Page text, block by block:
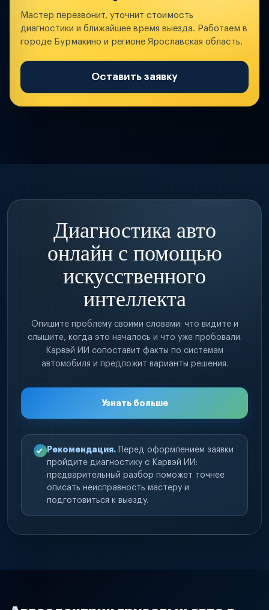
Мастер перезвонит, уточнит стоимость
диагностики и ближайшее время выезда. Работаем в
городе Бурмакино и регионе Ярославская область.
Оставить заявку
Диагностика авто
онлайн с помощью
искусственного
интеллекта
Опишите проблему своими словами: что видите и
слышите, когда это началось и что уже пробовали.
Карвэй ИИ сопоставит факты по системам
автомобиля и предложит варианты решения.
Узнать больше
Рекомендация. Перед оформлением заявки
пройдите диагностику с Карвэй ИИ:
предварительный разбор поможет точнее
описать неисправность мастеру и
подготовиться к выезду.